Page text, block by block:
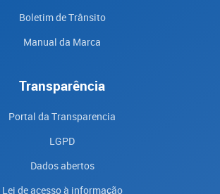
Boletim de Trânsito
Manual da Marca
Transparência
Portal da Transparencia
LGPD
Dados abertos
Lei de acesso à informação